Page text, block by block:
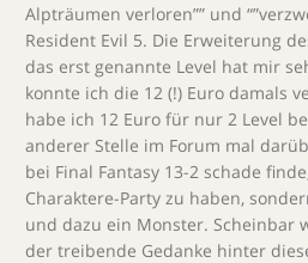
Alpträumen verloren”” und
Resident Evil 5. Die Erweiterung
das erst genannte Level hat mir
konnte ich die 12 (!) Euro damals
habe ich 12 Euro für nur 2 Level
anderer Stelle im Forum mal
bei Final Fantasy 13-2 schade
Charaktere-Party zu haben,
und dazu ein Monster. Scheinbar
der treibende Gedanke hinter